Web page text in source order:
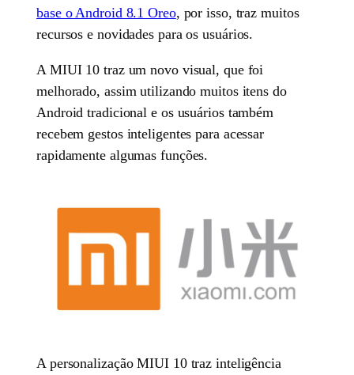
base o Android 8.1 Oreo, por isso, traz muitos
recursos e novidades para os usuários.
A MIUI 10 traz um novo visual, que foi
melhorado, assim utilizando muitos itens do
Android tradicional e os usuários também
recebem gestos inteligentes para acessar
rapidamente algumas funções.
A personalização MIUI 10 traz inteligência